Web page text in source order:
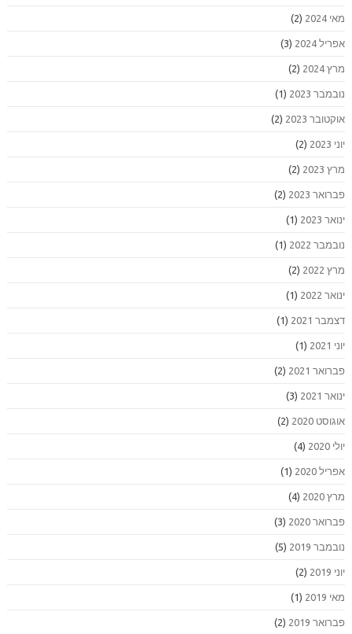
מאי 2024 (2)
אפריל 2024 (3)
מרץ 2024 (2)
נובמבר 2023 (1)
אוקטובר 2023 (2)
יוני 2023 (2)
מרץ 2023 (2)
פברואר 2023 (2)
ינואר 2023 (1)
נובמבר 2022 (1)
מרץ 2022 (2)
ינואר 2022 (1)
דצמבר 2021 (1)
יוני 2021 (1)
פברואר 2021 (2)
ינואר 2021 (3)
אוגוסט 2020 (2)
יולי 2020 (4)
אפריל 2020 (1)
מרץ 2020 (4)
פברואר 2020 (3)
נובמבר 2019 (5)
יוני 2019 (2)
מאי 2019 (1)
פברואר 2019 (2)